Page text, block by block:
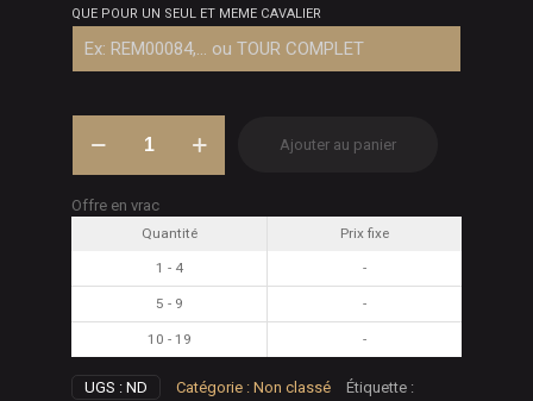
QUE POUR UN SEUL ET MEME CAVALIER
-
Numériques
Ajouter au panier
Offre en vrac
Quantité Prix fixe
1 - 4 -
5 - 9 -
10 - 19 -
UGS : ND Catégorie : Non classé Étiquette :